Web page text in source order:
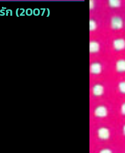
ก (2007)